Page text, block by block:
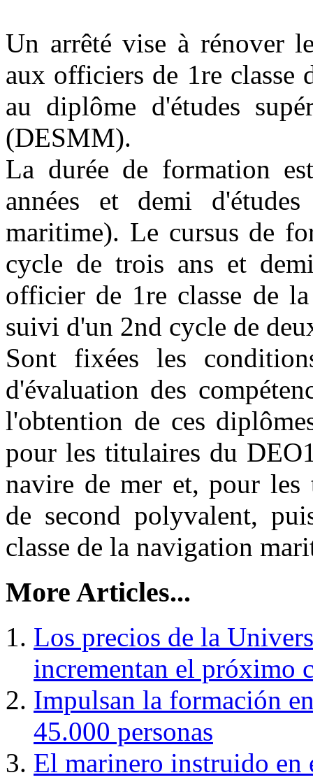
Un arrêté vise à rénover
aux officiers de 1re classe
au diplôme d'études
(DESMM).
La durée de formation
années et demi
maritime). Le cursus de
cycle de trois ans et
officier de 1re classe de
suivi d'un 2nd cycle de
Sont fixées les
d'évaluation des
l'obtention de ces
pour les titulaires du
navire de mer et, pour
de second polyvalent,
classe de la navigation
More Articles...
Los precios de la
incrementan el próximo
Impulsan la formación
45.000 personas
El marinero instruido en